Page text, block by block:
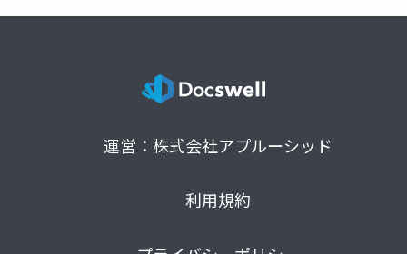
運営：株式会社アプルーシッド
利用規約